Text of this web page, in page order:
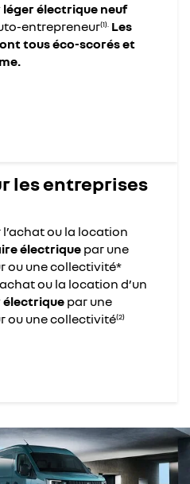
électrique neuf
entrepreneur(1). Les
tous éco-scorés et
les entreprises
l’achat ou la location
électrique par une
ou une collectivité*​​
ou la location d’un
électriquepar une
ou une collectivité(2)